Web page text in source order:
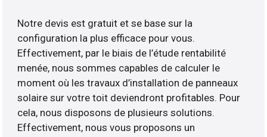
Notre devis est gratuit et se base sur la
configuration la plus efficace pour vous.
Effectivement, par le biais de l’étude rentabilité
menée, nous sommes capables de calculer le
moment où les travaux d’installation de panneaux
solaire sur votre toit deviendront profitables. Pour
cela, nous disposons de plusieurs solutions.
Effectivement, nous vous proposons un